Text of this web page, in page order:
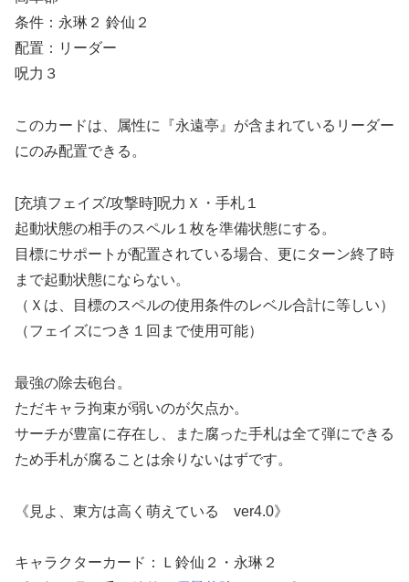
条件：永琳２ 鈴仙２
配置：リーダー
呪力３
このカードは、属性に『永遠亭』が含まれているリーダー
にのみ配置できる。
[充填フェイズ/攻撃時]呪力Ｘ・手札１
起動状態の相手のスペル１枚を準備状態にする。
目標にサポートが配置されている場合、更にターン終了時
まで起動状態にならない。
（Ｘは、目標のスペルの使用条件のレベル合計に等しい）
（フェイズにつき１回まで使用可能）
最強の除去砲台。
ただキャラ拘束が弱いのが欠点か。
サーチが豊富に存在し、また腐った手札は全て弾にできる
ため手札が腐ることは余りないはずです。
《見よ、東方は高く萌えている ver4.0》
キャラクターカード：Ｌ鈴仙２・永琳２